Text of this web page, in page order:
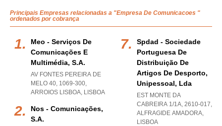
Principais Empresas relacionadas a "Empresa De Comunicacoes "
ordenados por cobrança
Meo - Serviços De
Comunicações E
Multimédia, S.a.
AV FONTES PEREIRA DE
MELO 40, 1069-300,
ARROIOS LISBOA, LISBOA
Nos - Comunicações,
S.a.
Spdad - Sociedade
Portuguesa De
Distribuição De
Artigos De Desporto,
Unipessoal, Lda
EST MONTE DA
CABREIRA 1/1A, 2610-017,
ALFRAGIDE AMADORA,
LISBOA